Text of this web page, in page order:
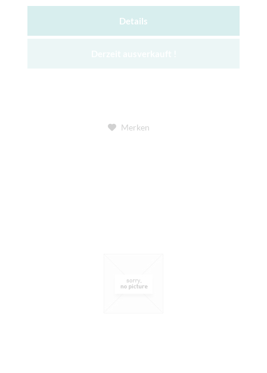
Details
Merken